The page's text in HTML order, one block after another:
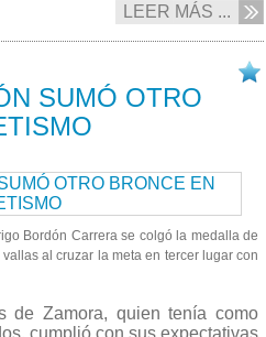
LEER MÁS ...
SUMÓ OTRO
Bordón Carrera se colgó la medalla de
vallas al cruzar la meta en tercer lugar con
de Zamora, quien tenía como
cumplió con sus expectativas